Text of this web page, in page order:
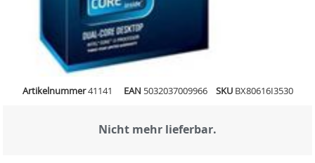
Artikelnummer41141 EAN 5032037009966 SKU BX80616I3530
Nicht mehr lieferbar.